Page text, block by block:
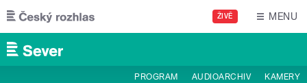
Přejít k hlavnímu obsahu
ŽIVĚ MENU
PROGRAM AUDIOARCHIV KAMERY